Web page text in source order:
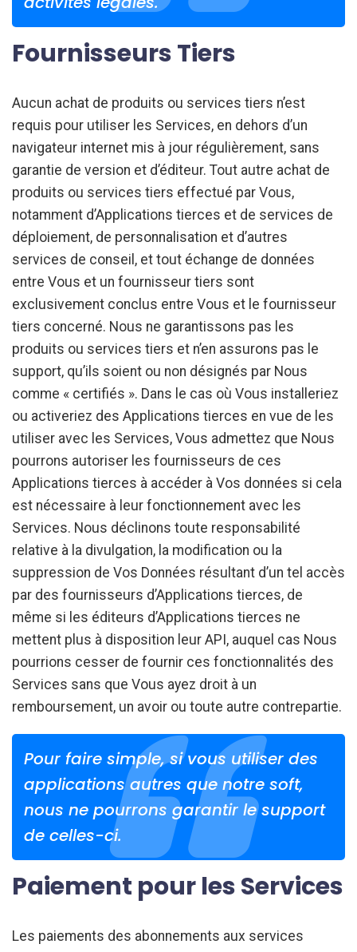
Fournisseurs Tiers
Aucun achat de produits ou services tiers n’est
requis pour utiliser les Services, en dehors d’un
navigateur internet mis à jour régulièrement, sans
garantie de version et d’éditeur. Tout autre achat de
produits ou services tiers effectué par Vous,
notamment d’Applications tierces et de services de
déploiement, de personnalisation et d’autres
services de conseil, et tout échange de données
entre Vous et un fournisseur tiers sont
exclusivement conclus entre Vous et le fournisseur
tiers concerné. Nous ne garantissons pas les
produits ou services tiers et n’en assurons pas le
support, qu’ils soient ou non désignés par Nous
comme « certifiés ». Dans le cas où Vous installeriez
ou activeriez des Applications tierces en vue de les
utiliser avec les Services, Vous admettez que Nous
pourrons autoriser les fournisseurs de ces
Applications tierces à accéder à Vos données si cela
est nécessaire à leur fonctionnement avec les
Services. Nous déclinons toute responsabilité
relative à la divulgation, la modification ou la
suppression de Vos Données résultant d’un tel accès
par des fournisseurs d’Applications tierces, de
même si les éditeurs d’Applications tierces ne
mettent plus à disposition leur API, auquel cas Nous
pourrions cesser de fournir ces fonctionnalités des
Services sans que Vous ayez droit à un
remboursement, un avoir ou toute autre contrepartie.
Pour faire simple, si vous utiliser des
applications autres que notre soft,
nous ne pourrons garantir le support
de celles-ci.
Paiement pour les Services
Les paiements des abonnements aux services